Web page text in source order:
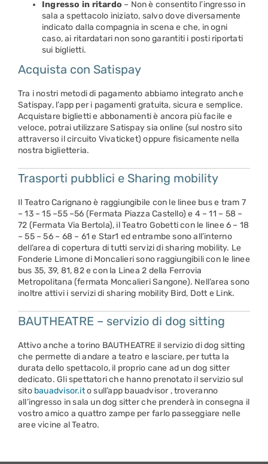
Ingresso in ritardo – Non è consentito l’ingresso in
sala a spettacolo iniziato, salvo dove diversamente
indicato dalla compagnia in scena e che, in ogni
caso, ai ritardatari non sono garantiti i posti riportati
sui biglietti.
Acquista con Satispay
Tra i nostri metodi di pagamento abbiamo integrato anche
Satispay, l’app per i pagamenti gratuita, sicura e semplice.
Acquistare biglietti e abbonamenti è ancora più facile e
veloce, potrai utilizzare Satispay sia online (sul nostro sito
attraverso il circuito Vivaticket) oppure fisicamente nella
nostra biglietteria.
Trasporti pubblici e Sharing mobility
Il Teatro Carignano è raggiungibile con le linee bus e tram 7
– 13 – 15 –55 –56 (Fermata Piazza Castello) e 4 – 11 – 58 –
72 (Fermata Via Bertola), il Teatro Gobetti con le linee 6 – 18
– 55 – 56 – 68 – 61 e Star1 ed entrambe sono all’interno
dell’area di copertura di tutti servizi di sharing mobility. Le
Fonderie Limone di Moncalieri sono raggiungibili con le linee
bus 35, 39, 81, 82 e con la Linea 2 della Ferrovia
Metropolitana (fermata Moncalieri Sangone). Nell’area sono
inoltre attivi i servizi di sharing mobility Bird, Dott e Link.
BAUTHEATRE – servizio di dog sitting
Attivo anche a torino BAUTHEATRE il servizio di dog sitting
che permette di andare a teatro e lasciare, per tutta la
durata dello spettacolo, il proprio cane ad un dog sitter
dedicato. Gli spettatori che hanno prenotato il servizio sul
sito bauadvisor.ito sull’app bauadvisor , troveranno
all’ingresso in sala un dog sitter che prenderà in consegna il
vostro amico a quattro zampe per farlo passeggiare nelle
aree vicine al Teatro.